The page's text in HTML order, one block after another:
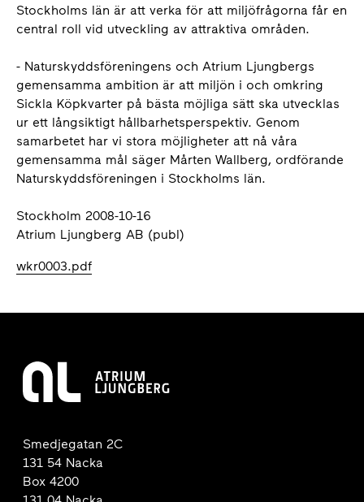
Stockholms län är att verka för att miljöfrågorna får en
central roll vid utveckling av attraktiva områden.
- Naturskyddsföreningens och Atrium Ljungbergs
gemensamma ambition är att miljön i och omkring
Sickla Köpkvarter på bästa möjliga sätt ska utvecklas
ur ett långsiktigt hållbarhetsperspektiv. Genom
samarbetet har vi stora möjligheter att nå våra
gemensamma mål säger Mårten Wallberg, ordförande
Naturskyddsföreningen i Stockholms län.
Stockholm 2008-10-16
Atrium Ljungberg AB (publ)
wkr0003.pdf
Smedjegatan 2C
131 54 Nacka
Box 4200